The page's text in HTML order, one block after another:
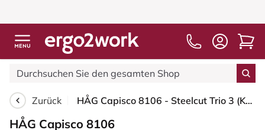
Zurück HÅG Capisco 8106 - Steelcut Trio 3 (Kvadrat) - Wolle / Polyamid - STT153 - Grey - Blush Rose - 150mm (Sitzhöhe 40-55cm) - Harte Rollen für weiche Böden
HÅG Capisco 8106